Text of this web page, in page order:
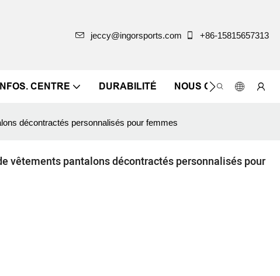
jeccy@ingorsports.com +86-15815657313
INFOS. CENTRE DURABILITÉ NOUS CONTACTER
décontractés personnalisés pour femmes
vêtements pantalons décontractés personnalisés pour